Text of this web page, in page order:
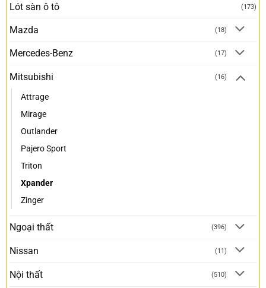
Lót sàn ô tô (173)
Mazda (18)
Mercedes-Benz (17)
Mitsubishi (16)
Attrage
Mirage
Outlander
Pajero Sport
Triton
Xpander
Zinger
Ngoại thất (396)
Nissan (11)
Nội thất (510)